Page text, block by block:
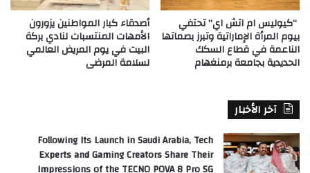
“كيوليس ام اتش اي” تحتفي
بيوم المرأة الإماراتية وتبرز بصماتها
الناعمة في قطاع السكك
الحديدية بجامعة برمنغهام
أصدقاء كبار المواطنين يزورون
الأمهات المنتسبات لنادي بركة
البيت في يوم المريض العالمي
لسلامة المرضى
آخر الأخبار
Following Its Launch in Saudi Arabia, Tech
Experts and Gaming Creators Share Their